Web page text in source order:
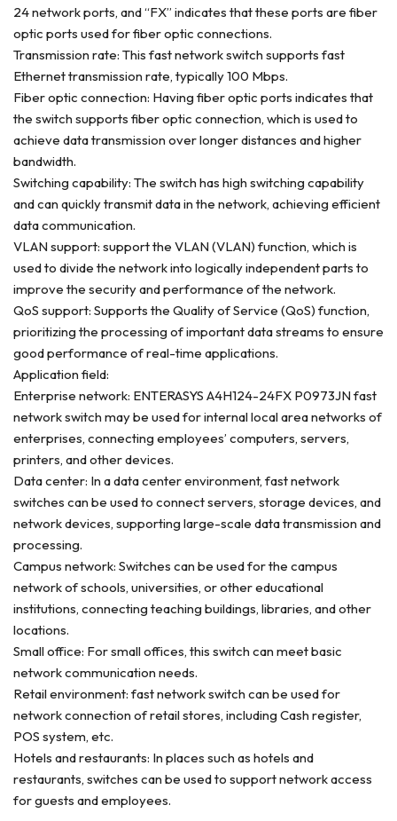
24 network ports, and “FX” indicates that these ports are fiber
optic ports used for fiber optic connections.
Transmission rate: This fast network switch supports fast
Ethernet transmission rate, typically 100 Mbps.
Fiber optic connection: Having fiber optic ports indicates that
the switch supports fiber optic connection, which is used to
achieve data transmission over longer distances and higher
bandwidth.
Switching capability: The switch has high switching capability
and can quickly transmit data in the network, achieving efficient
data communication.
VLAN support: support the VLAN (VLAN) function, which is
used to divide the network into logically independent parts to
improve the security and performance of the network.
QoS support: Supports the Quality of Service (QoS) function,
prioritizing the processing of important data streams to ensure
good performance of real-time applications.
Application field:
Enterprise network: ENTERASYS A4H124-24FX P0973JN fast
network switch may be used for internal local area networks of
enterprises, connecting employees’ computers, servers,
printers, and other devices.
Data center: In a data center environment, fast network
switches can be used to connect servers, storage devices, and
network devices, supporting large-scale data transmission and
processing.
Campus network: Switches can be used for the campus
network of schools, universities, or other educational
institutions, connecting teaching buildings, libraries, and other
locations.
Small office: For small offices, this switch can meet basic
network communication needs.
Retail environment: fast network switch can be used for
network connection of retail stores, including Cash register,
POS system, etc.
Hotels and restaurants: In places such as hotels and
restaurants, switches can be used to support network access
for guests and employees.